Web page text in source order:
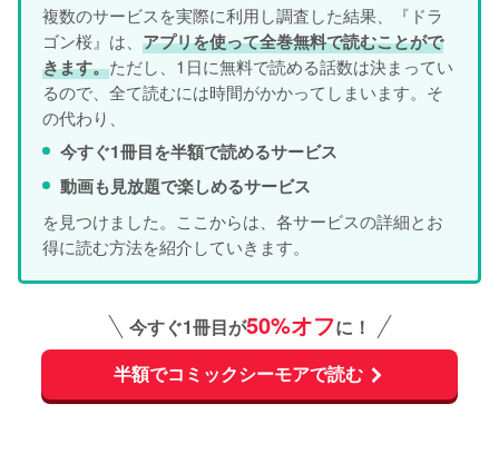
複数のサービスを実際に利用し調査した結果、『ドラ
ゴン桜』は、アプリを使って全巻無料で読むことがで
きます。ただし、1日に無料で読める話数は決まってい
るので、全て読むには時間がかかってしまいます。そ
の代わり、
今すぐ1冊目を半額で読めるサービス
動画も見放題で楽しめるサービス
を見つけました。ここからは、各サービスの詳細とお
得に読む方法を紹介していきます。
今すぐ1冊目が50%オフに！
半額でコミックシーモアで読む